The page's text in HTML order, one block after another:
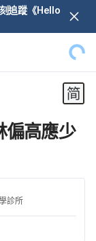
追蹤《Hello
偏高應少
診所